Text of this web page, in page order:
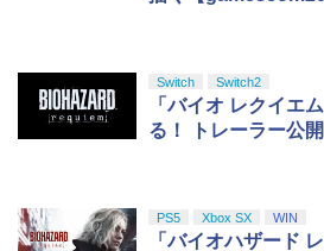
Switch Switch2
「バイオ レクイエ
る！ トレーラー公開
PS5 Xbox SX WIN
「バイオハザード